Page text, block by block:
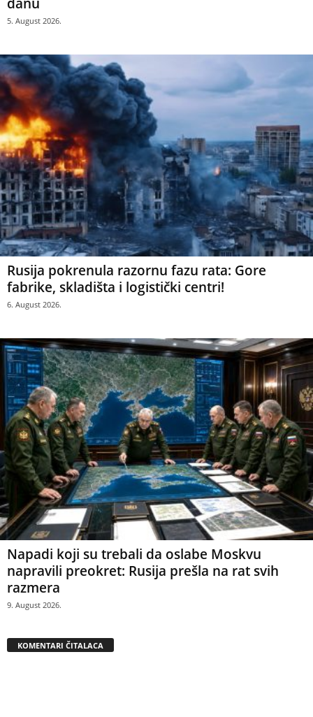
danu
5. August 2026.
Rusija pokrenula razornu fazu rata: Gore
fabrike, skladišta i logistički centri!
6. August 2026.
Napadi koji su trebali da oslabe Moskvu
napravili preokret: Rusija prešla na rat svih
razmera
9. August 2026.
KOMENTARI ČITALACA